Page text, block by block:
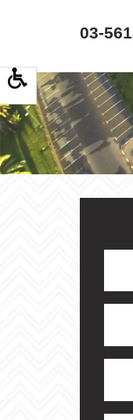
03-